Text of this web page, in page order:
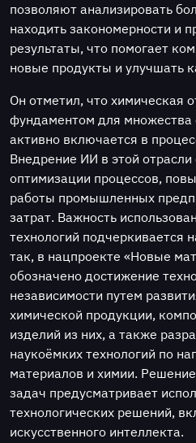
позволяют анализировать
находить закономерности и
результаты, что помогает
новые продукты и улучшать
Он отметил, что химическая
фундаментом для множества
активно включается в
Внедрение ИИ в этой отрасли
оптимизации процессов,
работы промышленных
затрат. Важность
технологий подчеркивается
так, в нацпроекте «Новые
обозначено достижение
независимости путем
химической продукции,
изделий из них, а также
наукоёмких технологий по
материалов и химии.
задач предусматривает
технологических решений,
искусственного интеллекта.